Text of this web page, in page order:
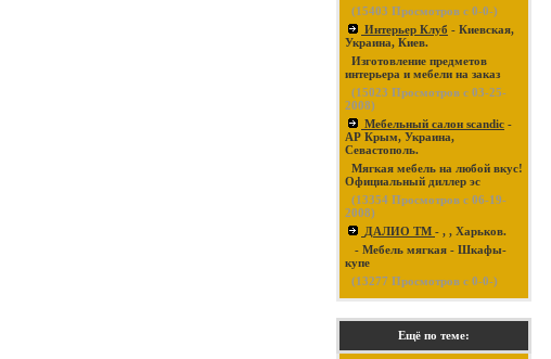
(15403 Просмотров с 0-0-)
Интерьер Клуб - Киевская,
Украина, Киев.
Изготовление предметов
интерьера и мебели на заказ
(15023 Просмотров с 03-25-
2008)
Мебельный салон scandic -
АР Крым, Украина,
Севастополь.
Мягкая мебель на любой вкус!
Официальный диллер эс
(13354 Просмотров с 06-19-
2008)
ДАЛИО ТМ - , , Харьков.
- Мебель мягкая - Шкафы-
купе
(13277 Просмотров с 0-0-)
Ещё по теме: